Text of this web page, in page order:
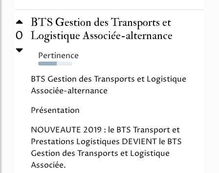
0
BTS Gestion des Transports et
Logistique Associée-alternance
Pertinence
54%
BTS Gestion des Transports et Logistique
Associée-alternance
Présentation
NOUVEAUTE 2019 : le BTS Transport et
Prestations Logistiques DEVIENT le BTS
Gestion des Transports et Logistique
Associée.